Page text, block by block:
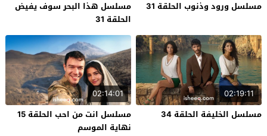
مسلسل ورود وذنوب الحلقة 31
مسلسل هذا البحر سوف يفيض
الحلقة 31
02:19:11
مسلسل الخليفة الحلقة 34
02:14:01
مسلسل انت من احب الحلقة 15
نهاية الموسم